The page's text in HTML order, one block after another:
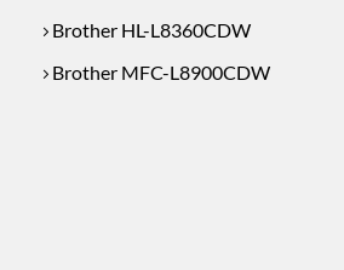
Brother HL-L8360CDW
Brother MFC-L8900CDW